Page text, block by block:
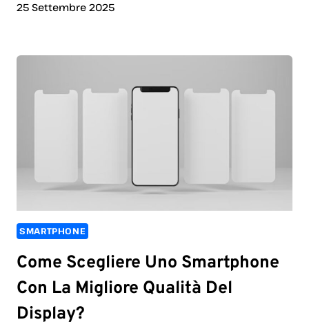
25 Settembre 2025
SMARTPHONE
Come Scegliere Uno Smartphone
Con La Migliore Qualità Del
Display?